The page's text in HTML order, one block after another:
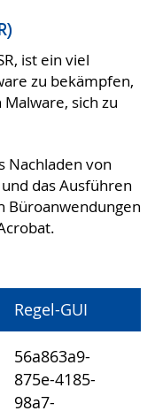
ist ein viel
zu bekämpfen,
sich zu
Nachladen von
das Ausführen
Büroanwendungen
Regel-GUI
56a863a9-
875e-4185-
98a7-